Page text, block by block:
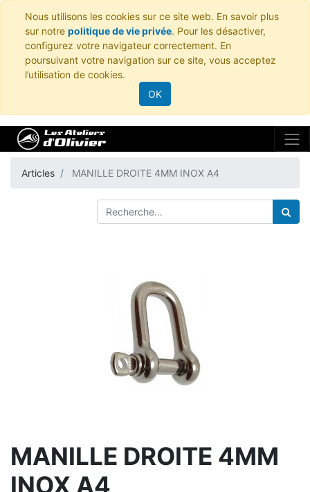
Nous utilisons les cookies sur ce site web. En savoir plus
sur notre politique de vie privée. Pour les désactiver,
configurez votre navigateur correctement. En
poursuivant votre navigation sur ce site, vous acceptez
l’utilisation de cookies.
OK
Articles MANILLE DROITE 4MM INOX A4
MANILLE DROITE 4MM
INOX A4